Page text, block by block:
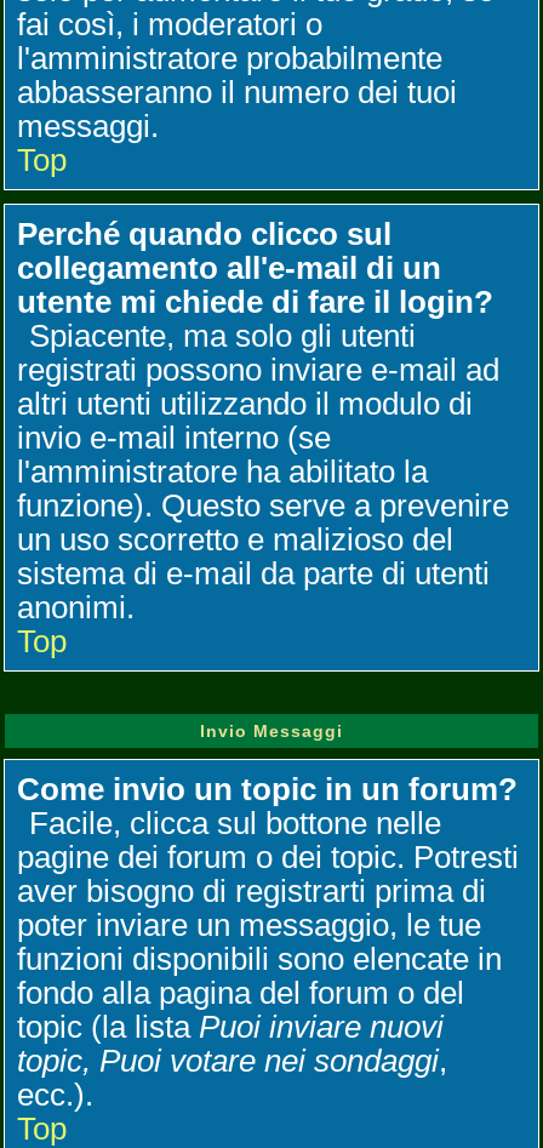
fai così, i moderatori o
l'amministratore probabilmente
abbasseranno il numero dei tuoi
messaggi.
Top
Perché quando clicco sul
collegamento all'e-mail di un
utente mi chiede di fare il login?
Spiacente, ma solo gli utenti
registrati possono inviare e-mail ad
altri utenti utilizzando il modulo di
invio e-mail interno (se
l'amministratore ha abilitato la
funzione). Questo serve a prevenire
un uso scorretto e malizioso del
sistema di e-mail da parte di utenti
anonimi.
Top
Invio Messaggi
Come invio un topic in un forum?
Facile, clicca sul bottone nelle
pagine dei forum o dei topic. Potresti
aver bisogno di registrarti prima di
poter inviare un messaggio, le tue
funzioni disponibili sono elencate in
fondo alla pagina del forum o del
topic (la lista Puoi inviare nuovi
topic, Puoi votare nei sondaggi,
ecc.).
Top